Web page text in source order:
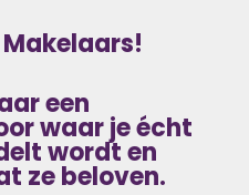
Makelaars!
een
waar je écht
wordt en
ze beloven.